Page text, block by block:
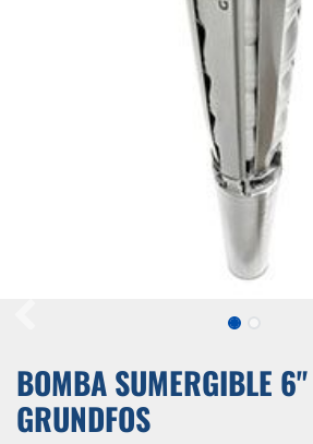
BOMBA SUMERGIBLE
GRUNDFOS